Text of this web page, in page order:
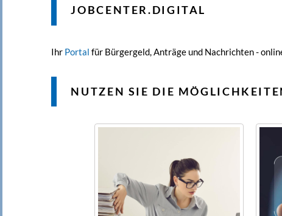
JOBCENTER.DIGITAL
Ihr Portal für Bürgergeld, Anträge und Nachrichten -
NUTZEN SIE DIE